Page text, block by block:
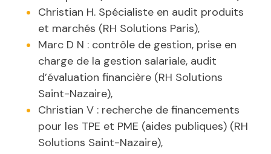
Christian H. Spécialiste en audit produits
et marchés (RH Solutions Paris),
Marc D N : contrôle de gestion, prise en
charge de la gestion salariale, audit
d’évaluation financière (RH Solutions
Saint-Nazaire),
Christian V : recherche de financements
pour les TPE et PME (aides publiques) (RH
Solutions Saint-Nazaire),